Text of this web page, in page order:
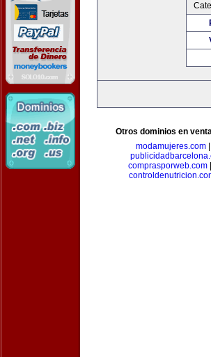
Otros dominios en
modamujeres.com
comprasporweb.com|